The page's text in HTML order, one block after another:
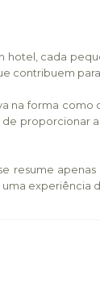
cada
contribuem
na forma
proporcionar
resume
experiência